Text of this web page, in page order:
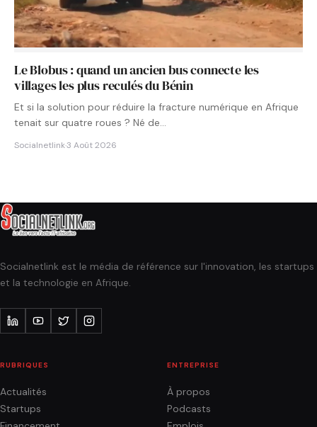
Le Blobus : quand un ancien bus connecte les
villages les plus reculés du Bénin
Et si la solution pour réduire la fracture numérique en Afrique
tenait sur quatre roues ? Né de…
Socialnetlink·3 Août 2026
Socialnetlink est le média de référence sur l'innovation, les startups
et la technologie en Afrique.
RUBRIQUES
Actualités
Startups
ENTREPRISE
À propos
Podcasts